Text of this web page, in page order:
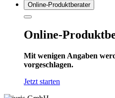
Online-Produkt­berater
Online-
Mit wenigen Angaben
vorgeschlagen.
Jetzt starten